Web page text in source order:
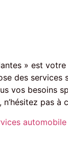
» est
des services
vos besoins
pas